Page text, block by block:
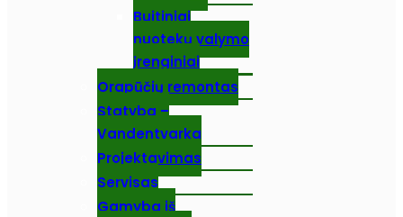
Buitiniai
nuotekų valymo
įrenginiai
Orapūčių remontas
Statyba –
Vandentvarka
Projektavimas
Servisas
Gamyba iš